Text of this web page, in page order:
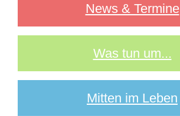
News & Termine
Was tun um...
Mitten im Leben